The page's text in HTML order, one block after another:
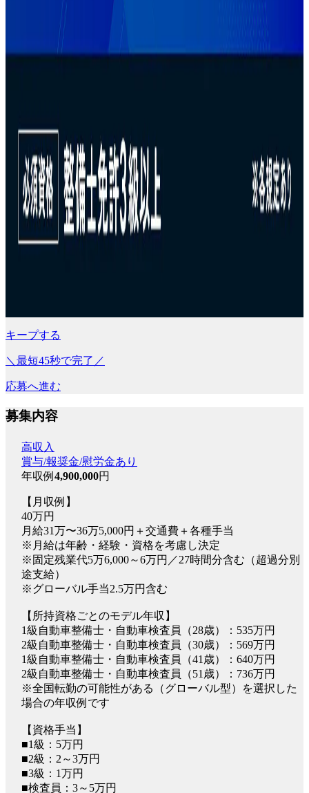
キープする
＼最短45秒で完了／
応募へ進む
募集内容
高収入
賞与/報奨金/慰労金あり
年収例 4,900,000円
【月収例】
40万円
月給31万〜36万5,000円＋交通費＋各種手当
※月給は年齢・経験・資格を考慮し決定
※固定残業代5万6,000～6万円／27時間分含む（超過分別
途支給）
※グローバル手当2.5万円含む
【所持資格ごとのモデル年収】
1級自動車整備士・自動車検査員（28歳）：535万円
2級自動車整備士・自動車検査員（30歳）：569万円
1級自動車整備士・自動車検査員（41歳）：640万円
2級自動車整備士・自動車検査員（51歳）：736万円
※全国転勤の可能性がある（グローバル型）を選択した
場合の年収例です
【資格手当】
■1級：5万円
■2級：2～3万円
■3級：1万円
■検査員：3～5万円